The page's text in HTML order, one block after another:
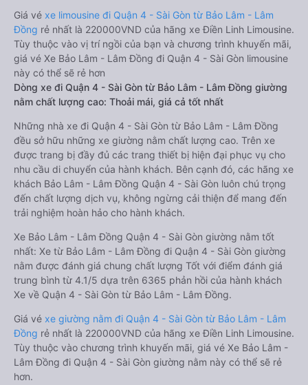
Giá vé xe limousine đi Quận 4 - Sài Gòn từ Bảo Lâm - Lâm
Đồng rẻ nhất là 220000VND của hãng xe Điền Linh Limousine.
Tùy thuộc vào vị trí ngồi của bạn và chương trình khuyến mãi,
giá vé Xe Bảo Lâm - Lâm Đồng đi Quận 4 - Sài Gòn limousine
này có thể sẽ rẻ hơn
Dòng xe đi Quận 4 - Sài Gòn từ Bảo Lâm - Lâm Đồng giường
nằm chất lượng cao: Thoải mái, giá cả tốt nhất
Những nhà xe đi Quận 4 - Sài Gòn từ Bảo Lâm - Lâm Đồng
đều sở hữu những xe giường nằm chất lượng cao. Trên xe
được trang bị đầy đủ các trang thiết bị hiện đại phục vụ cho
nhu cầu di chuyển của hành khách. Bên cạnh đó, các hãng xe
khách Bảo Lâm - Lâm Đồng Quận 4 - Sài Gòn luôn chú trọng
đến chất lượng dịch vụ, không ngừng cải thiện để mang đến
trải nghiệm hoàn hảo cho hành khách.
Xe Bảo Lâm - Lâm Đồng Quận 4 - Sài Gòn giường nằm tốt
nhất: Xe từ Bảo Lâm - Lâm Đồng đi Quận 4 - Sài Gòn giường
nằm được đánh giá chung chất lượng Tốt với điểm đánh giá
trung bình từ 4.1/5 dựa trên 6365 phản hồi của hành khách
Xe về Quận 4 - Sài Gòn từ Bảo Lâm - Lâm Đồng.
Giá vé xe giường nằm đi Quận 4 - Sài Gòn từ Bảo Lâm - Lâm
Đồng rẻ nhất là 220000VND của hãng xe Điền Linh Limousine.
Tùy thuộc vào chương trình khuyến mãi, giá vé Xe Bảo Lâm -
Lâm Đồng đi Quận 4 - Sài Gòn giường nằm này có thể sẽ rẻ
hơn.